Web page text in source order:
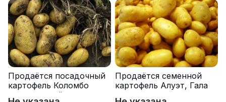
Продаётся посадочный
картофель Коломбо
оптом от трёх тонн
Продаётся семенной
картофель Алуэт, Гала